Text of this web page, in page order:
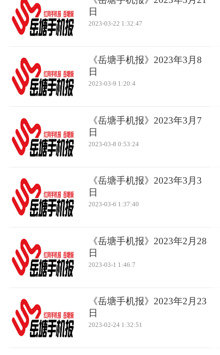
日
2023-03-22 1:32:47
《岳塘手机报》2023年3月8
日
2023-03-9 1:20:4
《岳塘手机报》2023年3月7
日
2023-03-8 0:53:24
《岳塘手机报》2023年3月3
日
2023-03-6 1:37:40
《岳塘手机报》2023年2月28
日
2023-03-1 1:46:7
《岳塘手机报》2023年2月23
日
2023-02-24 1:32:51